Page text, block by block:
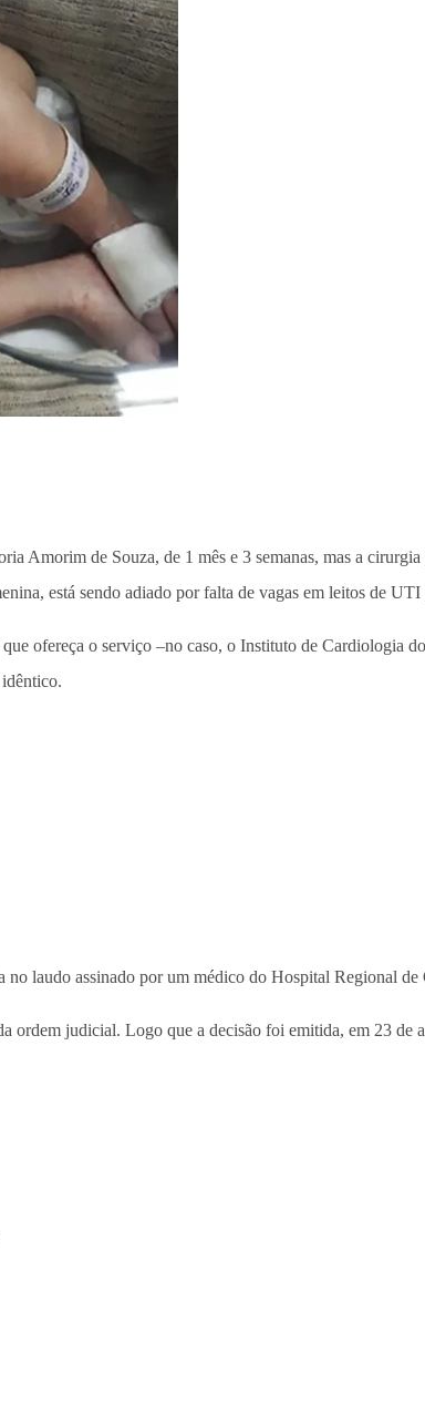
Amorim de Souza, de 1 mês e 3 semanas, mas a
está sendo adiado por falta de vagas em leitos de
ofereça o serviço –no caso, o Instituto de Cardiologia
laudo assinado por um médico do Hospital Regional
ordem judicial. Logo que a decisão foi emitida, em 23